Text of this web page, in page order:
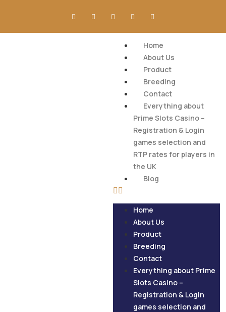
Home
About Us
Product
Breeding
Contact
Everything about
Prime Slots Casino –
Registration & Login
games selection and
RTP rates for players in
the UK
Blog
Home
About Us
Product
Breeding
Contact
Everything about Prime
Slots Casino –
Registration & Login
games selection and